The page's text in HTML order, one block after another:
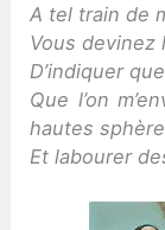
A tel train de
Vous
D’indiquer
Que l’on
hautes
Et labourer